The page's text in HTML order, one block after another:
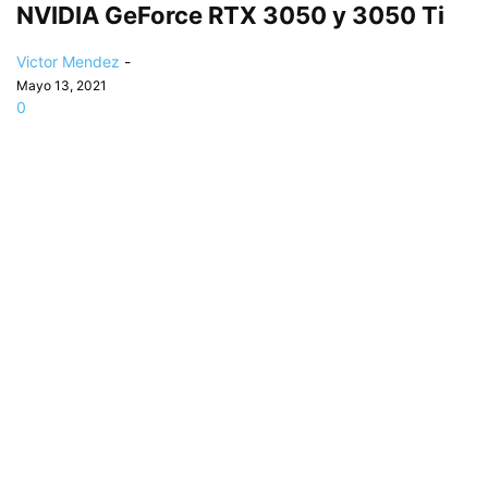
NVIDIA GeForce RTX 3050 y 3050 Ti
Victor Mendez -
Mayo 13, 2021
0